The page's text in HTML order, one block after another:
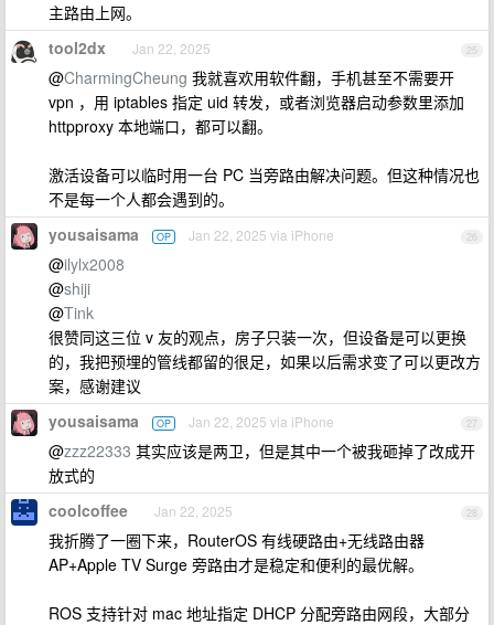
主路由上网。
25
tool2dx Jan 22, 2025
@CharmingCheung 我就喜欢用软件翻，手机甚至不需要开
vpn ，用 iptables 指定 uid 转发，或者浏览器启动参数里添加
httpproxy 本地端口，都可以翻。
激活设备可以临时用一台 PC 当旁路由解决问题。但这种情况也
不是每一个人都会遇到的。
26
yousaisama OP Jan 22, 2025 via iPhone
@ilylx2008
@shiji
@Tink
很赞同这三位 v 友的观点，房子只装一次，但设备是可以更换
的，我把预埋的管线都留的很足，如果以后需求变了可以更改方
案，感谢建议
27
yousaisama OP Jan 22, 2025 via iPhone
@zzz22333 其实应该是两卫，但是其中一个被我砸掉了改成开
放式的
28
coolcoffee Jan 22, 2025
我折腾了一圈下来，RouterOS 有线硬路由+无线路由器
AP+Apple TV Surge 旁路由才是稳定和便利的最优解。
ROS 支持针对 mac 地址指定 DHCP 分配旁路由网段，大部分